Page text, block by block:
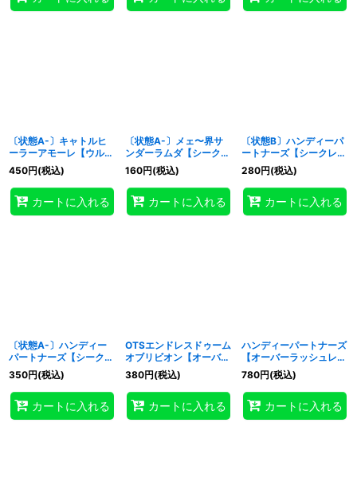
〔状態A-〕キャトルヒ
ーラーアモーレ【ウルト
ラ】{RD/ORP3-JP071}
《RDフュージョン》
450円(税込)
カートに入れる
〔状態A-〕メェ〜界サ
ンダーラムダ【シークレ
ット】{RD/ORP3-
JP012}《RDフュージョ
ン》
160円(税込)
カートに入れる
〔状態B〕ハンディーパ
ートナーズ【シークレッ
ト】{RD/KP22-JP032}
《RDフュージョン》
280円(税込)
カートに入れる
〔状態A-〕ハンディー
パートナーズ【シークレ
ット】{RD/KP22-
JP032}《RDフュージョ
ン》
350円(税込)
カートに入れる
OTSエンドレスドゥーム
オブリビオン【オーバー
ラッシュレア】
{RD/KP22-JP029}
《RDフュージョン》
380円(税込)
カートに入れる
ハンディーパートナーズ
【オーバーラッシュレ
ア】{RD/KP22-JP032}
《RDフュージョン》
780円(税込)
カートに入れる